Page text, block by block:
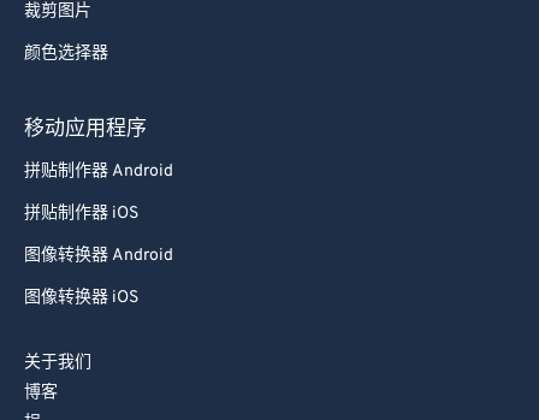
裁剪图片
颜色选择器
移动应用程序
拼贴制作器 Android
拼贴制作器 iOS
图像转换器 Android
图像转换器 iOS
关于我们
博客